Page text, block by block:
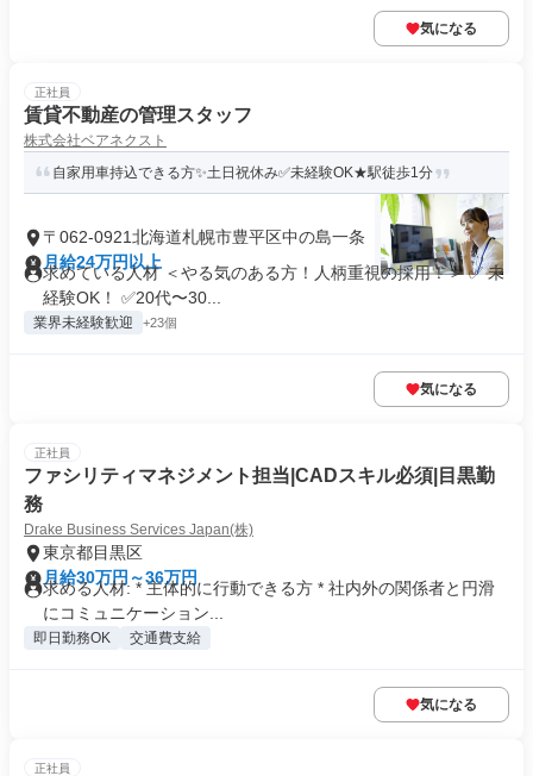
気になる
正社員
賃貸不動産の管理スタッフ
株式会社ベアネクスト
自家用車持込できる方✨土日祝休み✅未経験OK★駅徒歩1分
〒062-0921北海道札幌市豊平区中の島一条
月給24万円以上
求めている人材 ＜やる気のある方！人柄重視の採用！＞ ✅ 未
経験OK！ ✅20代〜30...
業界未経験歓迎 +23個
気になる
正社員
ファシリティマネジメント担当|CADスキル必須|目黒勤
務
Drake Business Services Japan(株)
東京都目黒区
月給30万円～36万円
求める人材: * 主体的に行動できる方 * 社内外の関係者と円滑
にコミュニケーション...
即日勤務OK 交通費支給
気になる
正社員